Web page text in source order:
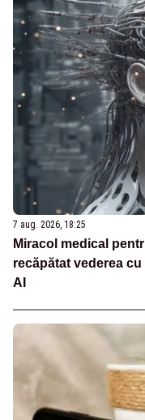
7 aug. 2026, 18:25
Miracol medical
recăpătat vederea
AI